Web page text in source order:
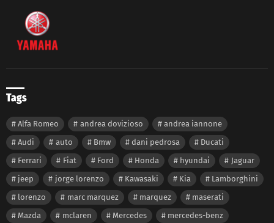
Tags
Alfa Romeo andrea dovizioso
andrea iannone
Audi
auto Bmw dani pedrosa
Ducati
Ferrari
Fiat Ford Honda hyundai
Jaguar
jeep
jorge lorenzo Kawasaki Kia
Lamborghini
lorenzo
marc marquez marquez
maserati
Mazda
mclaren Mercedes
mercedes-benz